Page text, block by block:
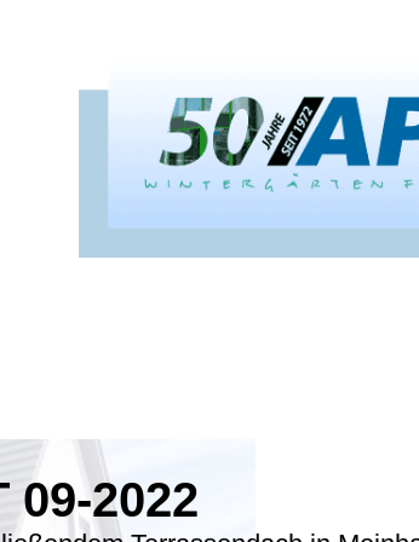
09-2022